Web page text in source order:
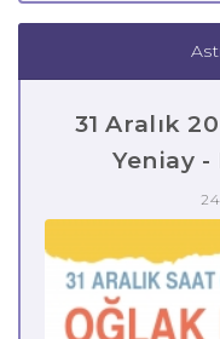
31 Aralık
Yeniay